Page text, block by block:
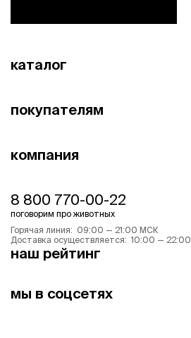
каталог
покупателям
компания
8 800 770-00-22
поговорим про животных
Горячая линия: 09:00 — 21:00 МСК
Доставка осуществляется: 10:00 — 22:00
наш рейтинг
мы в соцсетях